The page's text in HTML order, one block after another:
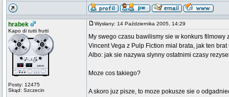
hrabek
Kapo di tutti frutti
Posty: 12475
Skąd: Szczecin
Wysłany: 14 Października 2005, 14:29
My swego czasu bawilismy sie w konkurs filmowy
Vincent Vega z Pulp Fiction mial brata, jak ten
Albo: jak sie nazywa slynny ostatnimi czasy
Moze cos takiego?
A skoro juz pisze, to moze pokusze sie o